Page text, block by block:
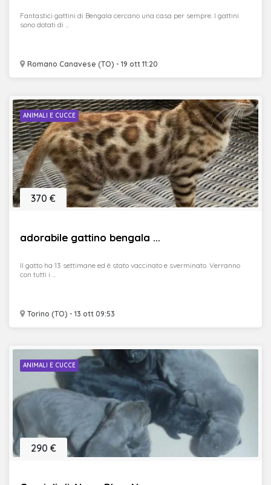
Romano Canavese (TO) - 19 ott 11:20
Fantastici gattini di Bengala cercano una casa per sempre. I gattini
sono dotati di ...
ANIMALI E CUCCE
adorabile gattino bengala ...
Torino (TO) - 13 ott 09:53
370 €
Il gatto ha 13 settimane ed è stato vaccinato e sverminato. Verranno
con tutti i ...
ANIMALI E CUCCE
290 €